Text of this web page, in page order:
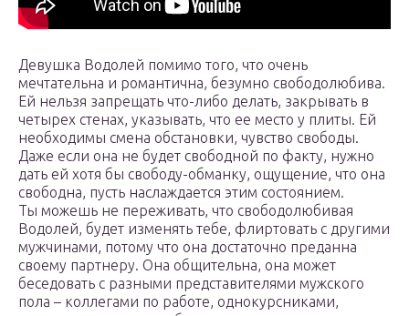
Девушка Водолей помимо того, что очень
мечтательна и романтична, безумно свободолюбива.
Ей нельзя запрещать что-либо делать, закрывать в
четырех стенах, указывать, что ее место у плиты. Ей
необходимы смена обстановки, чувство свободы.
Даже если она не будет свободной по факту, нужно
дать ей хотя бы свободу-обманку, ощущение, что она
свободна, пусть наслаждается этим состоянием.
Ты можешь не переживать, что свободолюбивая
Водолей, будет изменять тебе, флиртовать с другими
мужчинами, потому что она достаточно преданна
своему партнеру. Она общительна, она может
беседовать с разными представителями мужского
пола – коллегами по работе, однокурсниками,